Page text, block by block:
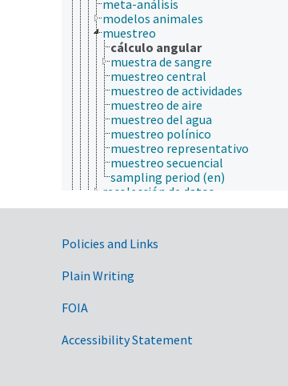
meta-análisis
modelos animales
muestreo
cálculo angular
muestra de sangre
muestreo central
muestreo de actividades
muestreo de aire
muestreo del agua
muestreo polínico
muestreo representativo
muestreo secuencial
sampling period (en)
recolección de datos
revisión sistemática
validación de métodos alternativos
métodos mecánicos
microscopía
monitoreo
Government Links
Policies and Links
Plain Writing
FOIA
Accessibility Statement